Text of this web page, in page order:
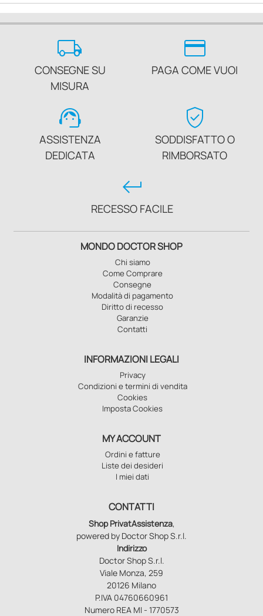
local_shipping
CONSEGNE SU
MISURA
credit_card
PAGA COME VUOI
support_agent
ASSISTENZA
DEDICATA
verified_user
SODDISFATTO O
RIMBORSATO
keyboard_return
RECESSO FACILE
MONDO DOCTOR SHOP
Chi siamo
Come Comprare
Consegne
Modalità di pagamento
Diritto di recesso
Garanzie
Contatti
INFORMAZIONI LEGALI
Privacy
Condizioni e termini di vendita
Cookies
Imposta Cookies
MY ACCOUNT
Ordini e fatture
Liste dei desideri
I miei dati
CONTATTI
Shop PrivatAssistenza,
powered by Doctor Shop S.r.l.
Indirizzo
Doctor Shop S.r.l.
Viale Monza, 259
20126 Milano
P.IVA 04760660961
Numero REA MI - 1770573